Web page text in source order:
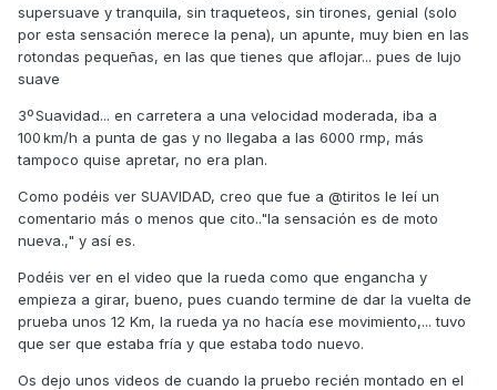
supersuave y tranquila, sin traqueteos, sin tirones, genial (solo
por esta sensación merece la pena), un apunte, muy bien en las
rotondas pequeñas, en las que tienes que aflojar... pues de lujo
suave
3º Suavidad... en carretera a una velocidad moderada, iba a
100 km/h a punta de gas y no llegaba a las 6000 rmp, más
tampoco quise apretar, no era plan.
Como podéis ver SUAVIDAD, creo que fue a @tiritos le leí un
comentario más o menos que cito.."la sensación es de moto
nueva.," y así es.
Podéis ver en el video que la rueda como que engancha y
empieza a girar, bueno, pues cuando termine de dar la vuelta de
prueba unos 12 Km, la rueda ya no hacía ese movimiento,... tuvo
que ser que estaba fría y que estaba todo nuevo.
Os dejo unos videos de cuando la pruebo recién montado en el